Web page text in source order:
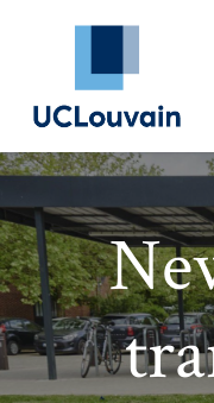
Se rendre au